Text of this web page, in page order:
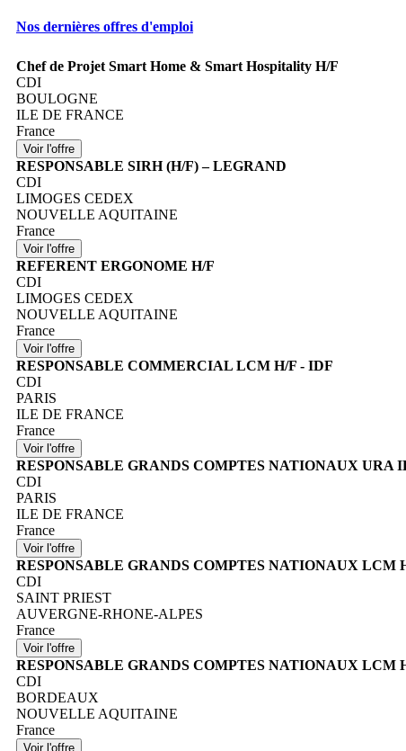
Nos dernières offres d'emploi
Chef de Projet Smart Home & Smart Hospitality H/F
CDI
BOULOGNE
ILE DE FRANCE
France
RESPONSABLE SIRH (H/F) – LEGRAND
CDI
LIMOGES CEDEX
NOUVELLE AQUITAINE
France
REFERENT ERGONOME H/F
CDI
LIMOGES CEDEX
NOUVELLE AQUITAINE
France
RESPONSABLE COMMERCIAL LCM H/F - IDF
CDI
PARIS
ILE DE FRANCE
France
RESPONSABLE GRANDS COMPTES NATIONAUX URA
CDI
PARIS
ILE DE FRANCE
France
RESPONSABLE GRANDS COMPTES NATIONAUX LCM
CDI
SAINT PRIEST
AUVERGNE-RHONE-ALPES
France
RESPONSABLE GRANDS COMPTES NATIONAUX LCM
CDI
BORDEAUX
NOUVELLE AQUITAINE
France